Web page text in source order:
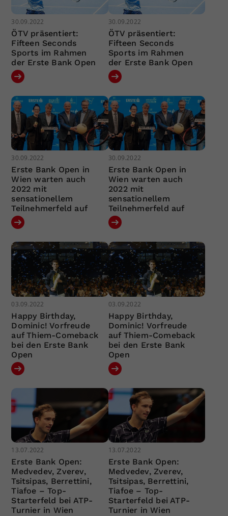
30.09.2022
ÖTV präsentiert:
Fifteen Seconds
Sports im Rahmen
der Erste Bank Open
30.09.2022
ÖTV präsentiert:
Fifteen Seconds
Sports im Rahmen
der Erste Bank Open
30.09.2022
Erste Bank Open in
Wien warten auch
2022 mit
sensationellem
Teilnehmerfeld auf
30.09.2022
Erste Bank Open in
Wien warten auch
2022 mit
sensationellem
Teilnehmerfeld auf
03.09.2022
Happy Birthday,
Dominic! Vorfreude
auf Thiem-Comeback
bei den Erste Bank
Open
03.09.2022
Happy Birthday,
Dominic! Vorfreude
auf Thiem-Comeback
bei den Erste Bank
Open
13.07.2022
Erste Bank Open:
Medvedev, Zverev,
Tsitsipas, Berrettini,
Tiafoe – Top-
Starterfeld bei ATP-
Turnier in Wien
13.07.2022
Erste Bank Open:
Medvedev, Zverev,
Tsitsipas, Berrettini,
Tiafoe – Top-
Starterfeld bei ATP-
Turnier in Wien